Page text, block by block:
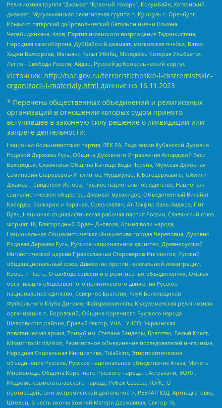
Религиозная группа “Джамаат “Красный пахарь”, Колумбайн, Хатлонский
джамаат, Мусульманская религиозная группа п. Кушкуль г. Оренбург,
Крымско-татарский добровольческий батальон имени Номана
Челебиджихана, Азов, Партия исламского возрождения Таджикистана,
Народная самооборона, Дуббайский джамаат, московская ячейка, Батал-
Хаджи Белхороев, Маньяки Культ Убийц, Молодёжь Которая Улыбается,
Легион Свобода России, Айдар, Русский добровольческий корпус
Источник: http://nac.gov.ru/terroristicheskie-i-ekstremistskie-
organizacii-i-materialy.html данные на 16.11.2023
* Перечень общественных объединений и религиозных
организаций в отношении которых судом принято
вступившее в законную силу решение о ликвидации или
запрете деятельности:
Национал-большевистская партия, ВЕК РА, Рада земли Кубанской Духовно
Родовой Державы Русь, Община Духовного Управления Асгардской Веси
Беловодья, Славянская Община Капища Веды Перуна, Мужская Духовная
Семинария Староверов-Инглингов, Нурджулар, К Богодержавию, Таблиги
Джамаат, Свидетели Иеговы, Русское национальное единство, Национал-
социалистическое общество, Джамаат мувахидов, Объединенный Вилайат
Кабарды, Балкарии и Карачая, Союз славян, Ат-Такфир Валь-Хиджра, Пит
Буль, Национал-социалистическая рабочая партия России, Славянский союз,
Формат-18, Благородный Орден Дьявола, Армия воли народа,
Национальная Социалистическая Инициатива города Череповца, Духовно-
Родовая Держава Русь, Русское национальное единство, Древнерусской
Инглистической церкви Православных Староверов-Инглингов, Русский
общенациональный союз, Движение против нелегальной иммиграции,
Кровь и Честь, О свободе совести и о религиозных объединениях, Омская
организация общественного политического движения Русское
национальное единство, Северное Братство, Клуб Болельщиков
Футбольного Клуба Динамо, Файзрахманисты, Мусульманская религиозная
организация п. Боровский, Община Коренного Русского народа
Щелковского района, Правый сектор, УНА - УНСО, Украинская
повстанческая армия, Тризуб им. Степана Бандеры, Братство, Белый Крест,
Misanthropic division, Религиозное объединение последователей инглиизма,
Народная Социальная Инициатива, TulaSkins, Этнополитическое
объединение Русские, Русское национальное объединение Атака, Мечеть
Мирмамеда, Община Коренного Русского народа г. Астрахани, ВОЛЯ,
Меджлис крымскотатарского народа, Рубеж Севера, ТОЙС, О
противодействии экстремистской деятельности, РЕВТАТПОД, Артподготовка,
Штольц, В честь иконы Божией Матери Державная, Сектор 16,